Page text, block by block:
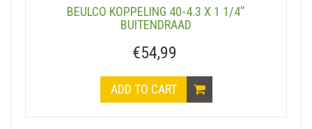
BEULCO KOPPELING 40-4.3 X 1 1/4''
BUITENDRAAD
€54,99
ADD TO CART